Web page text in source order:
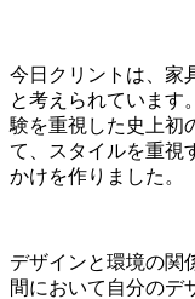
今日クリントは、家
と考えられています
験を重視した史上初
て、スタイルを重視
かけを作りました。
デザインと環境の関
間において自分のデ